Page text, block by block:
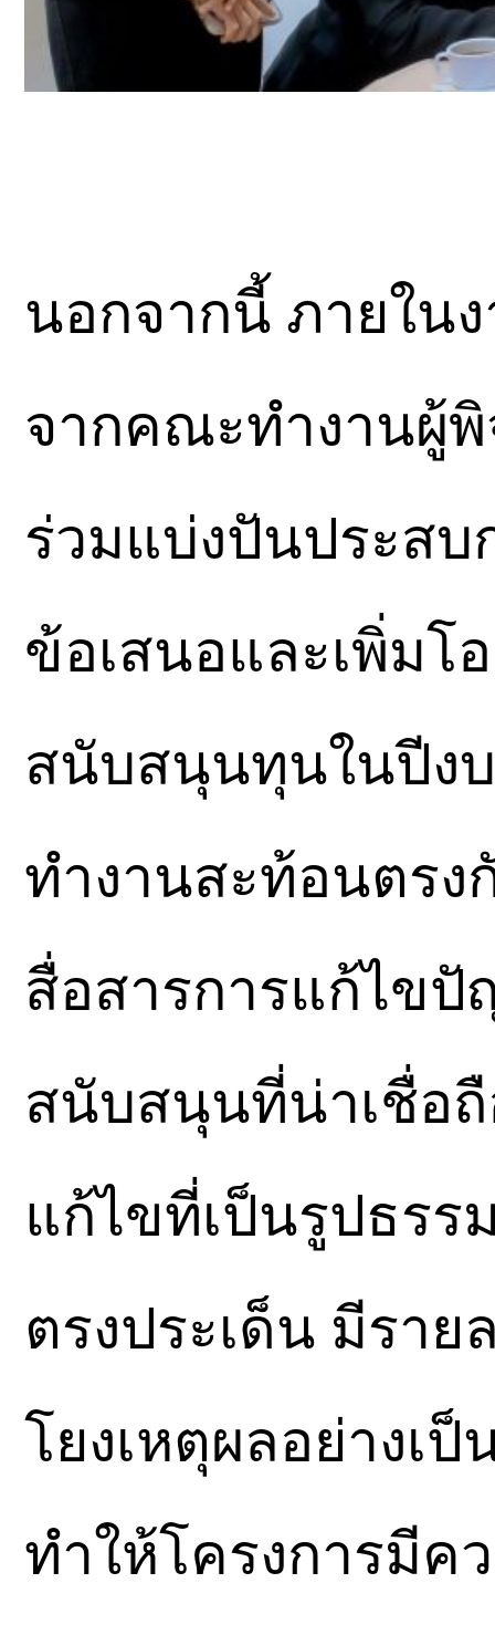
นอกจากนี้ ภายใน
จากคณะทำงานผู้
ร่วมแบ่งปันประส
ข้อเสนอและเพิ่มโ
สนับสนุนทุนในปีง
ทำงานสะท้อนตรง
สื่อสารการแก้ไข
สนับสนุนที่น่าเชื่อ
แก้ไขที่เป็นรูปธรร
ตรงประเด็น มีราย
โยงเหตุผลอย่างเ
ทำให้โครงการมีค